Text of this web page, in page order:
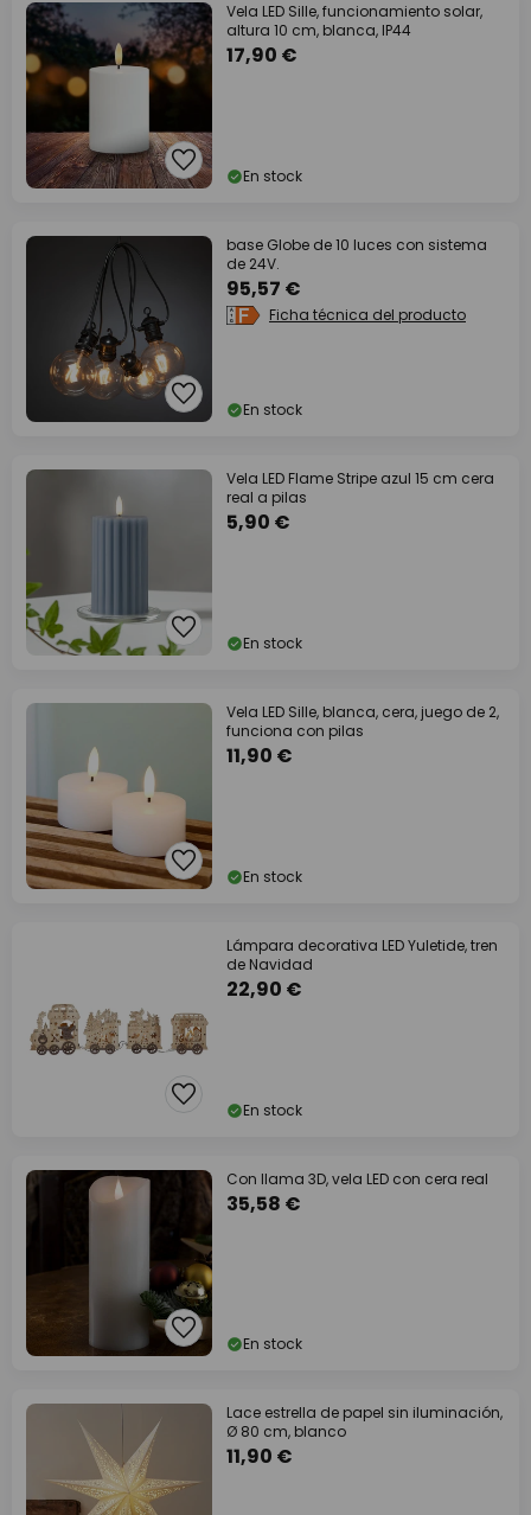
Vela LED Sille, funcionamiento solar,
altura 10 cm, blanca, IP44
17,90 €
En stock
base Globe de 10 luces con sistema
de 24V.
95,57 €
Ficha técnica del producto
En stock
Vela LED Flame Stripe azul 15 cm cera
real a pilas
5,90 €
En stock
Vela LED Sille, blanca, cera, juego de 2,
funciona con pilas
11,90 €
En stock
Lámpara decorativa LED Yuletide, tren
de Navidad
22,90 €
En stock
Con llama 3D, vela LED con cera real
35,58 €
En stock
Lace estrella de papel sin iluminación,
Ø 80 cm, blanco
11,90 €